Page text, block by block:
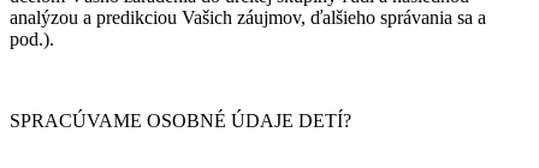
analýzou a predikciou Vašich záujmov, ďalšieho správania sa a
pod.).
SPRACÚVAME OSOBNÉ ÚDAJE DETÍ?